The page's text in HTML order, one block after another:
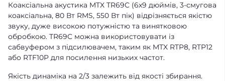
Коаксіальна акустика MTX TR69C (6x9 дюймів, 3-смугова
коаксіальна, 80 Вт RMS, 550 Вт пік) відрізняється якістю
звуку, дуже високою потужністю та винятковою
обробкою. TR69C можна використовувати із
сабвуфером з підсилювачем, таким як MTX RTP8, RTP12
або RTF10P для посилення низьких частот.
Якість динаміка на 2/3 залежить від якості збирання.